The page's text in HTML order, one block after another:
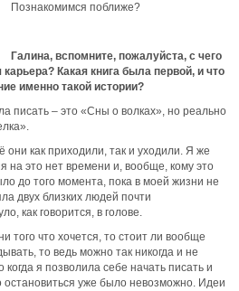
Познакомимся поближе?
Галина, вспомните, пожалуйста, с чего
Какая книга была первой, и что
именно такой истории?
писать – это «Сны о волках», но реально
они как приходили, так и уходили. Я же
на это нет времени и, вообще, кому это
до того момента, пока в моей жизни не
двух близких людей почти
как говорится, в голове.
того что хочется, то стоит ли вообще
то ведь можно так никогда и не
когда я позволила себе начать писать и
остановиться уже было невозможно. Идеи